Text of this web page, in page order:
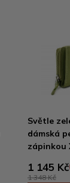
Světle
dámská
zápinkou
1 145 Kč
1 348 Kč